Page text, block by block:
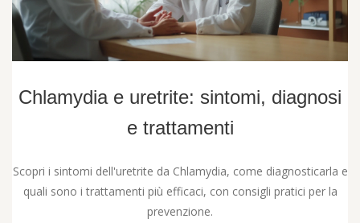
Chlamydia e uretrite: sintomi, diagnosi
e trattamenti
Scopri i sintomi dell'uretrite da Chlamydia, come diagnosticarla e
quali sono i trattamenti più efficaci, con consigli pratici per la
prevenzione.